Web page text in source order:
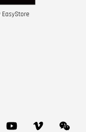
EasyStore
YouTube Vimeo